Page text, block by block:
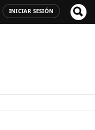
INICIAR SESIÓN